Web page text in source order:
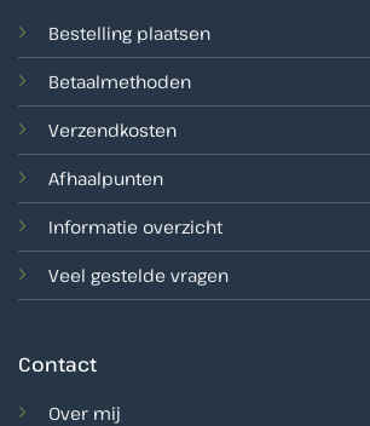
Bestelling plaatsen
Betaalmethoden
Verzendkosten
Afhaalpunten
Informatie overzicht
Veel gestelde vragen
Contact
Over mij